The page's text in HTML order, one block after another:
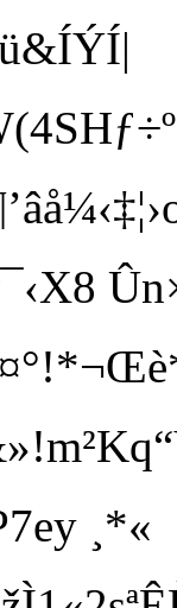
ÝÍ|
¸*«